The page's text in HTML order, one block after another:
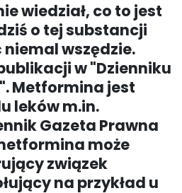
wiedział, co to jest
o tej substancji
wszędzie.
w "Dzienniku
Metformina jest
leków m.in.
Gazeta Prawna
może
związek
na przykład u